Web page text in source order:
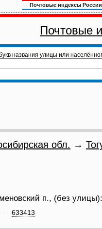
Почтовые индексы России
Почтовые
названия улицы или
обл. →
п., (без улицы):
633413